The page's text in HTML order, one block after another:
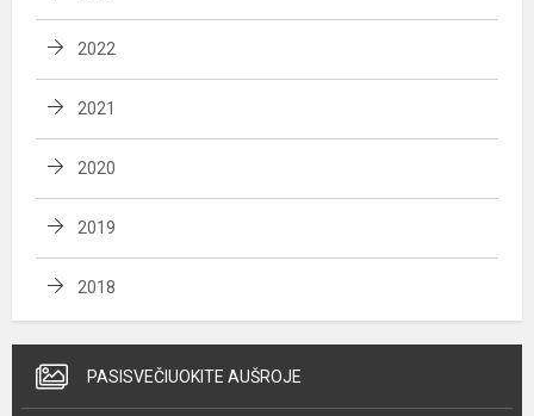
2022
2021
2020
2019
2018
PASISVEČIUOKITE AUŠROJE